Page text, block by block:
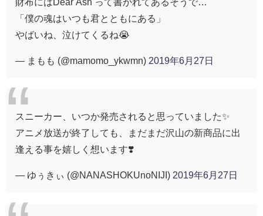
「僕の魂はいつも君とともにある」
やばいね、泣けてくるね😭
— まもも (@mamomo_ykwmn) 2019年6月27日
スニーカー、いつか発売されると思っていました✨
アニメ放送が終了しても、まだまだ沢山の新商品に出
逢える事を嬉しく想います❣️
— ゆぅきぃ (@NANASHOKUnoNIJI) 2019年6月27日